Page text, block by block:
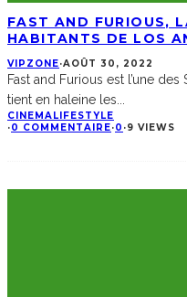
FAST AND FURIOUS,
HABITANTS DE LOS
VIPZONE·AOÛT 30, 2022
Fast and Furious est l’une
tient en haleine les
CINEMALIFESTYLE
·0 COMMENTAIRE·0 ·9 VIEWS